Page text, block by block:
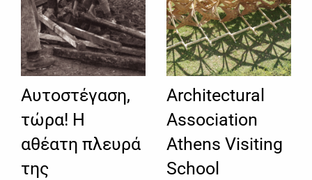
Aυτοστέγαση,
τώρα! Η
αθέατη πλευρά
της
Architectural
Association
Athens Visiting
School